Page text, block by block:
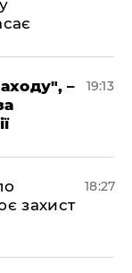
–
19:13
захист
18:27